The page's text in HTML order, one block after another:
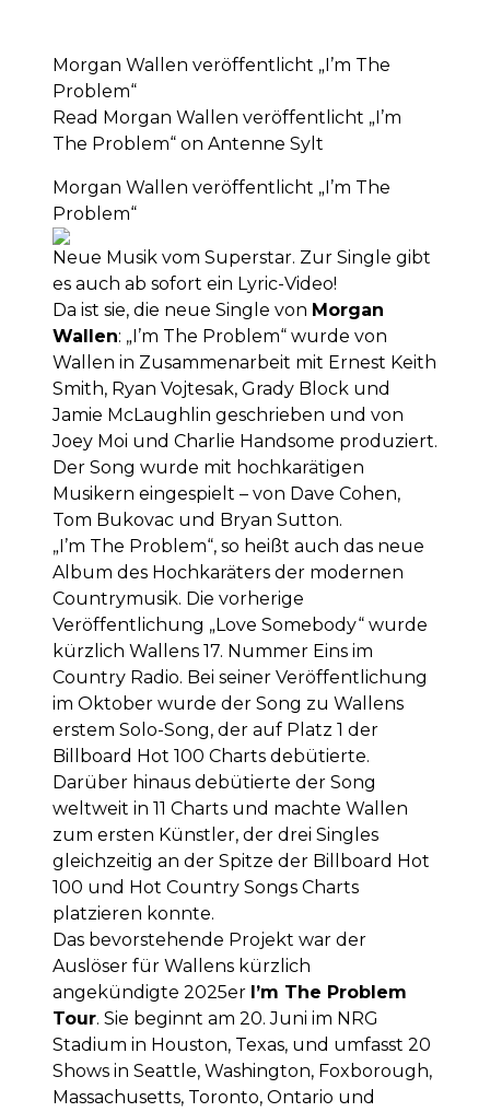
Morgan Wallen veröffentlicht „I’m The
Problem“
Read Morgan Wallen veröffentlicht „I’m
The Problem“ on Antenne Sylt
Morgan Wallen veröffentlicht „I’m The
Problem“
Neue Musik vom Superstar. Zur Single gibt
es auch ab sofort ein Lyric-Video!
Da ist sie, die neue Single von Morgan
Wallen: „I’m The Problem“ wurde von
Wallen in Zusammenarbeit mit Ernest Keith
Smith, Ryan Vojtesak, Grady Block und
Jamie McLaughlin geschrieben und von
Joey Moi und Charlie Handsome produziert.
Der Song wurde mit hochkarätigen
Musikern eingespielt – von Dave Cohen,
Tom Bukovac und Bryan Sutton.
„I’m The Problem“, so heißt auch das neue
Album des Hochkaräters der modernen
Countrymusik. Die vorherige
Veröffentlichung „Love Somebody“ wurde
kürzlich Wallens 17. Nummer Eins im
Country Radio. Bei seiner Veröffentlichung
im Oktober wurde der Song zu Wallens
erstem Solo-Song, der auf Platz 1 der
Billboard Hot 100 Charts debütierte.
Darüber hinaus debütierte der Song
weltweit in 11 Charts und machte Wallen
zum ersten Künstler, der drei Singles
gleichzeitig an der Spitze der Billboard Hot
100 und Hot Country Songs Charts
platzieren konnte.
Das bevorstehende Projekt war der
Auslöser für Wallens kürzlich
angekündigte 2025er I’m The Problem
Tour. Sie beginnt am 20. Juni im NRG
Stadium in Houston, Texas, und umfasst 20
Shows in Seattle, Washington, Foxborough,
Massachusetts, Toronto, Ontario und